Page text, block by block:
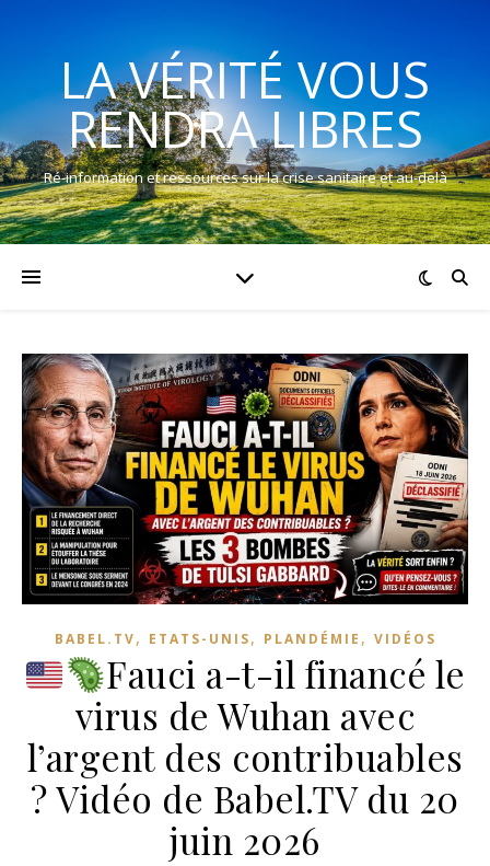
LA VÉRITÉ VOUS
RENDRA LIBRES
Ré-information et ressources sur la crise sanitaire et au-delà
BABEL.TV, ETATS-UNIS, PLANDÉMIE , VIDÉOS
Fauci a-t-il financé le
virus de Wuhan avec
l’argent des contribuables
? Vidéo de Babel.TV du 20
juin 2026